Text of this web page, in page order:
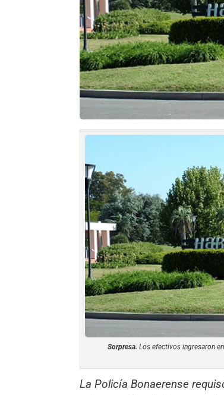
Sorpresa. Los efectivos ingresaron
La Policía Bonaerense